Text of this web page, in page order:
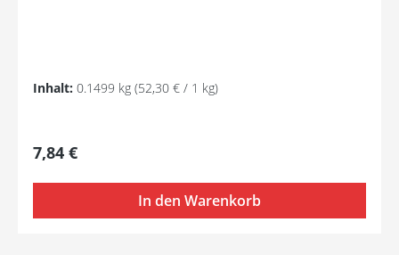
Inhalt: 0.1499 kg (52,30 € / 1 kg)
Regulärer Preis:
7,84 €
In den Warenkorb